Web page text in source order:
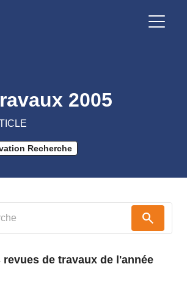
2005
Recherche
search
de travaux de l'année